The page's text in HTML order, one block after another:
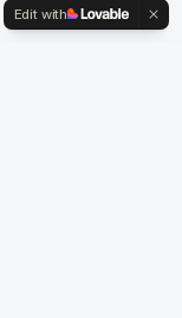
Edit with